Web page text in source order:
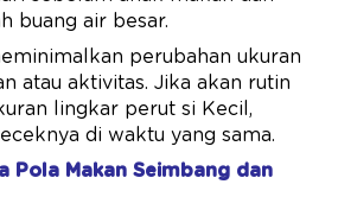
buang air besar.
perubahan ukuran
atau aktivitas. Jika akan rutin
lingkar perut si Kecil,
di waktu yang sama.
Pola Makan Seimbang dan